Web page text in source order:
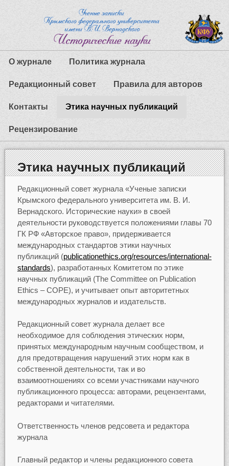
О журнале Политика журнала
Редакционный совет Правила для авторов
Контакты Этика научных публикаций
Рецензирование
Этика научных публикаций
Редакционный совет журнала «Ученые записки
Крымского федерального университета им. В. И.
Вернадского. Исторические науки» в своей
деятельности руководствуется положениями главы 70
ГК РФ «Авторское право», придерживается
международных стандартов этики научных
публикаций (publicationethics.org/resources/international-
standards), разработанных Комитетом по этике
научных публикаций (The Committee on Publication
Ethics – COPE), и учитывает опыт авторитетных
международных журналов и издательств.
Редакционный совет журнала делает все
необходимое для соблюдения этических норм,
принятых международным научным сообществом, и
для предотвращения нарушений этих норм как в
собственной деятельности, так и во
взаимоотношениях со всеми участниками научного
публикационного процесса: авторами, рецензентами,
редакторами и читателями.
Ответственность членов редсовета и редактора
журнала
Главный редактор и члены редакционного совета